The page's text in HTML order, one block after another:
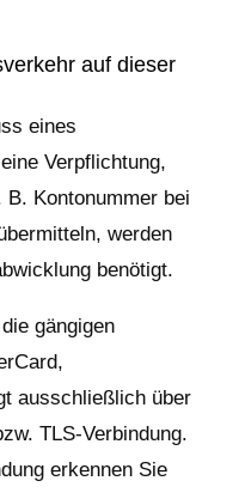
auf dieser
eines
Verpflichtung,
Kontonummer bei
werden
benötigt.
gängigen
ausschließlich über
TLS-Verbindung.
erkennen Sie